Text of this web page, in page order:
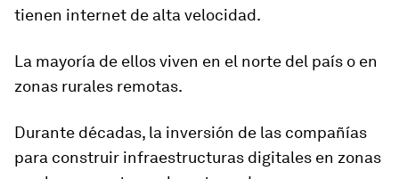
tienen internet de alta velocidad.
La mayoría de ellosviven en el norte del país o en
zonas rurales remotas.
Durante décadas, la inversión de las compañías
para construir infraestructuras digitales en zonas